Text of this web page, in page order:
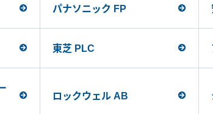
パナソニック FP
東芝 PLC
ロックウェル AB